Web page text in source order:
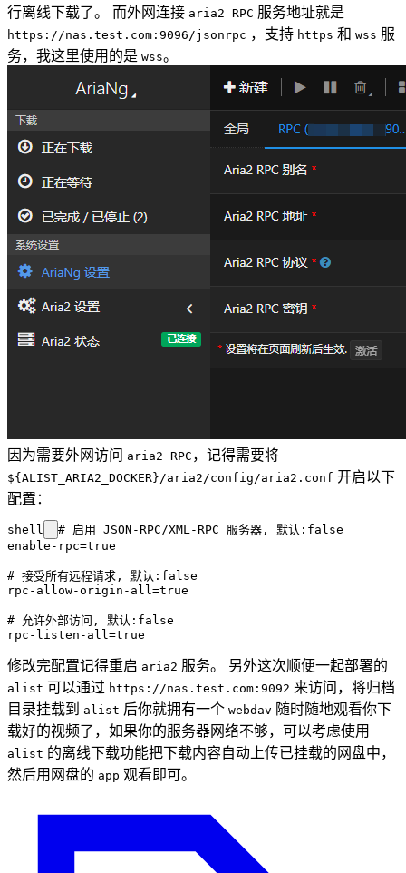
行离线下载了。 而外网连接 aria2 RPC 服务地址就是
https://nas.test.com:9096/jsonrpc ，支持 https 和 wss 服
务，我这里使用的是 wss。
因为需要外网访问 aria2 RPC ，记得需要将
${ALIST_ARIA2_DOCKER}/aria2/config/aria2.conf 开启以下
配置：
shell
# 启用 JSON-RPC/XML-RPC 服务器, 默认:false
enable-rpc=true
# 接受所有远程请求, 默认:false
rpc-allow-origin-all=true
# 允许外部访问, 默认:false
修改完配置记得重启 aria2 服务。 另外这次顺便一起部署的
alist 可以通过 https://nas.test.com:9092 来访问，将归档
目录挂载到 alist 后你就拥有一个 webdav 随时随地观看你下
载好的视频了，如果你的服务器网络不够，可以考虑使用
alist 的离线下载功能把下载内容自动上传已挂载的网盘中，
然后用网盘的 app 观看即可。